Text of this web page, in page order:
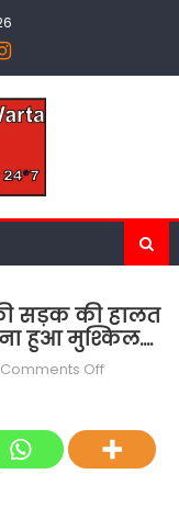
सड़क की हालत
हुआ मुश्किल….
Comments Offon
लेकर
हल्द्वानी